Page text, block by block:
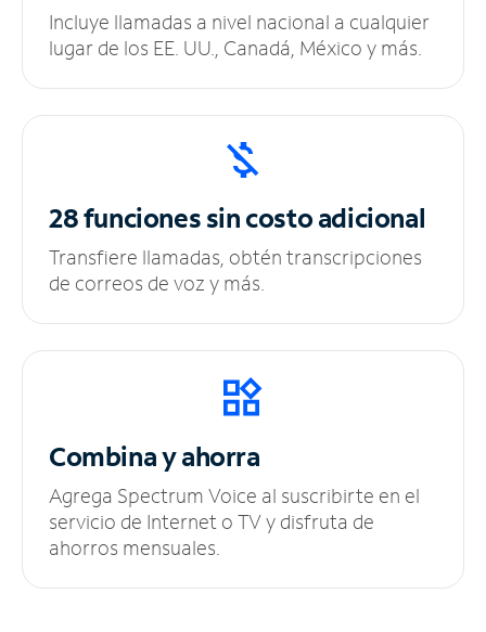
Incluye llamadas a nivel nacional a cualquier
lugar de los EE. UU., Canadá, México y más.
28 funciones sincosto adicional
Transfiere llamadas, obtén transcripciones
de correos de voz y más.
Combina y ahorra
Agrega Spectrum Voice al suscribirte en el
servicio de Internet o TV y disfruta de
ahorros mensuales.